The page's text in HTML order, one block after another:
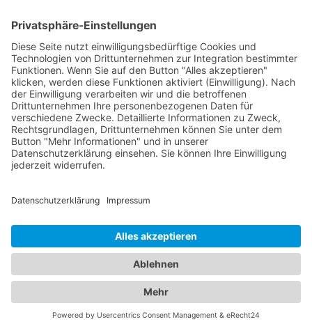
Impfungen und die Behandlung von
Kinderkrankheiten an. Mit ihrer Fachkompetenz
und ihrem einfühlsamen Umgang schaffen sie eine
vertrauensvolle Atmosphäre für Ihre Familie.
Vertrauen Sie auf unser Branchenportal, um den
besten Augenarzt undKinderarzt Aurachtal
finden. Sorgen Sie dafür, dass die Gesundheit Ihrer
Augen und die Ihrer Familie in den besten Händen
sind.